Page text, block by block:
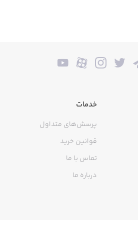
خدمات
پرسش‌های متداول
قوانین خرید
تماس با ما
درباره ما